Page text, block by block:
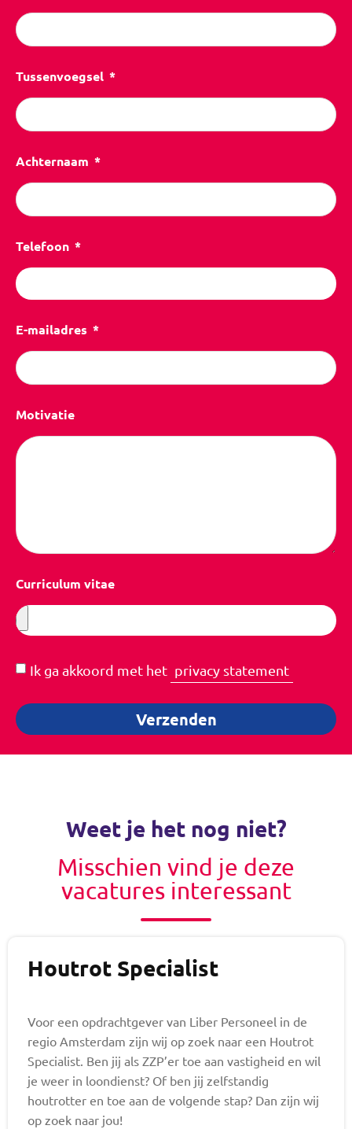
Tussenvoegsel
Achternaam
Telefoon
E-mailadres
Motivatie
Curriculum vitae
Ik ga akkoord met het privacy statement
Verzenden
Weet je het nog niet?
Misschien vind je deze
vacatures interessant
Houtrot Specialist
Voor een opdrachtgever van Liber Personeel in de
regio Amsterdam zijn wij op zoek naar een Houtrot
Specialist. Ben jij als ZZP’er toe aan vastigheid en wil
je weer in loondienst? Of ben jij zelfstandig
houtrotter en toe aan de volgende stap? Dan zijn wij
op zoek naar jou!